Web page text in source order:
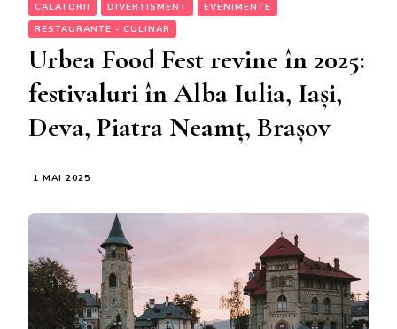
CALATORII DIVERTISMENT
EVENIMENTE
RESTAURANTE - CULINAR
Urbea Food Fest revine în 2025:
festivaluri în Alba Iulia, Iași,
Deva, Piatra Neamț, Brașov
1 MAI 2025